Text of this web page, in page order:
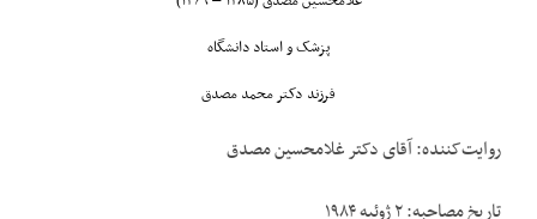
پزشک و استاد دانشگاه
فرزند دکتر محمد مصدق
روایت‌کننده: آقای دکتر غلامحسين مصدق
تاریخ مصاحبه: ۲ ژوئیه ۱۹۸۴